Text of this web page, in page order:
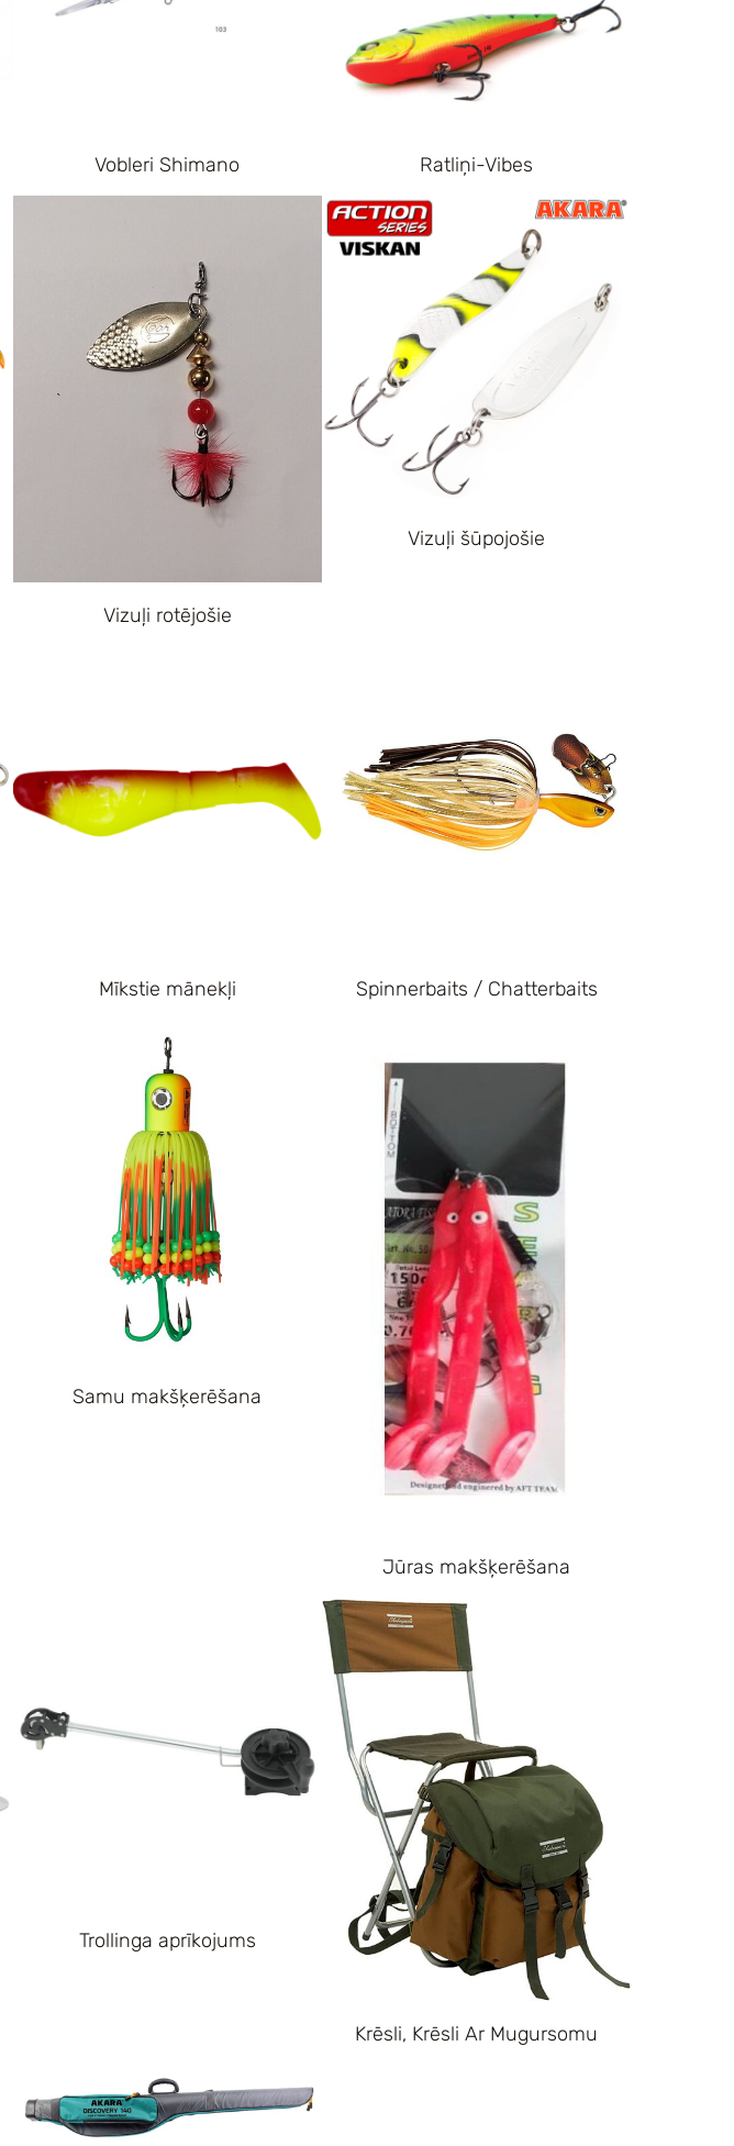
Vobleri Shimano Ratliņi-Vibes
Vizuļi rotējošie
Vizuļi šūpojošie
Mīkstie mānekļi Spinnerbaits / Chatterbaits
Samu makšķerēšana
Jūras makšķerēšana
Trollinga aprīkojums
Krēsli, Krēsli Ar Mugursomu